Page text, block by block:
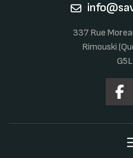
337 Rue
Rimouski